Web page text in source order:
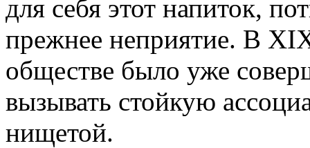
для себя этот напиток,
прежнее неприятие. В
обществе было уже
вызывать стойкую
нищетой.